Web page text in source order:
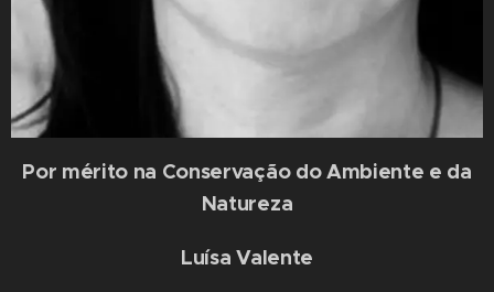
Por mérito na Conservação do Ambiente e da
Natureza
Luísa Valente